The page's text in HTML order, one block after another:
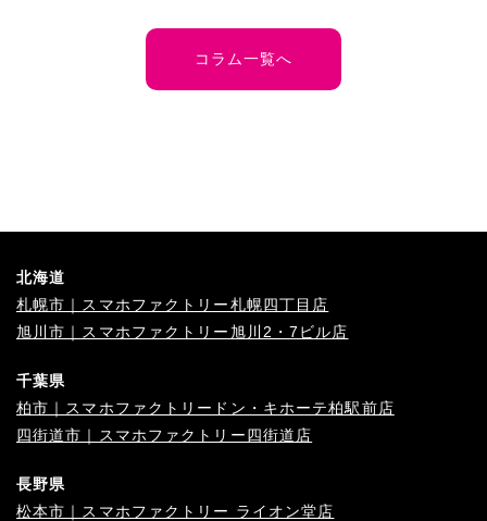
コラム一覧へ
北海道
札幌市｜スマホファクトリー札幌四丁目店
旭川市｜スマホファクトリー旭川2・7ビル店
千葉県
柏市｜スマホファクトリードン・キホーテ柏駅前店
四街道市｜スマホファクトリー四街道店
長野県
松本市｜スマホファクトリー ライオン堂店